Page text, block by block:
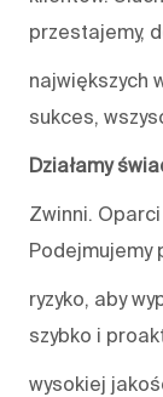
przestajemy,
największych
sukces,
Działamy
Zwinni.
Podejmujemy
ryzyko, aby
szybko i
wysokiej